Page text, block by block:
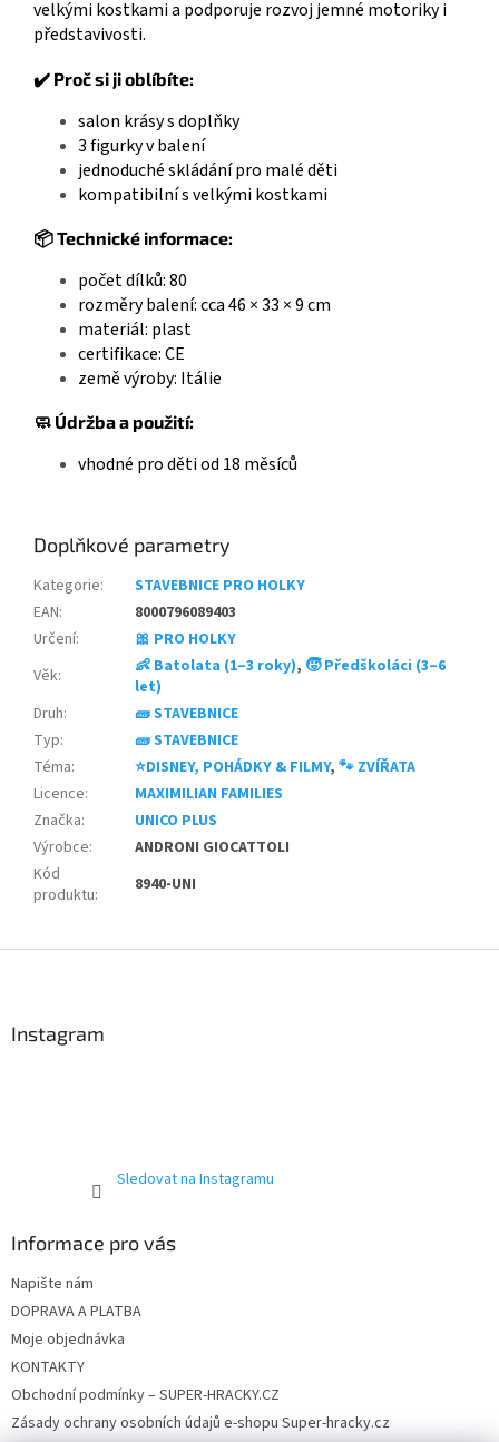
velkými kostkami a podporuje rozvoj jemné motoriky i
představivosti.
✔️ Proč si ji oblíbíte:
salon krásy s doplňky
3 figurky v balení
jednoduché skládání pro malé děti
kompatibilní s velkými kostkami
📦 Technické informace:
počet dílků: 80
rozměry balení: cca 46 × 33 × 9 cm
materiál: plast
certifikace: CE
země výroby: Itálie
🧼 Údržba a použití:
vhodné pro děti od 18 měsíců
Doplňkové parametry
Kategorie:
STAVEBNICE PRO HOLKY
EAN:
8000796089403
Určení:
🎀 PRO HOLKY
Věk: 👶 Batolata (1–3 roky), 🧒 Předškoláci (3–6
let)
Druh:
🧱 STAVEBNICE
Typ:
🧱 STAVEBNICE
Téma: ⭐DISNEY, POHÁDKY & FILMY, 🐾 ZVÍŘATA
Licence:
MAXIMILIAN FAMILIES
Značka:
UNICO PLUS
Výrobce:
ANDRONI GIOCATTOLI
Kód
produktu: 8940-UNI
Instagram
Sledovat na Instagramu
Informace pro vás
Napište nám
DOPRAVA A PLATBA
Moje objednávka
KONTAKTY
Obchodní podmínky – SUPER-HRACKY.CZ
Zásady ochrany osobních údajů e-shopu Super-hracky.cz